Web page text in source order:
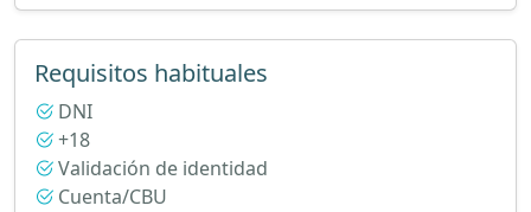
Requisitos habituales
DNI
+18
Validación de identidad
Cuenta/CBU